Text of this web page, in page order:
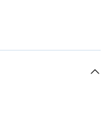
für eine